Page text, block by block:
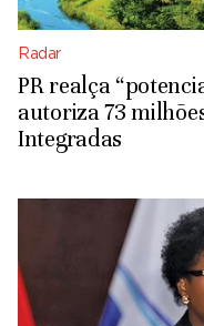
Radar
PR realça
autoriza 73
Integradas